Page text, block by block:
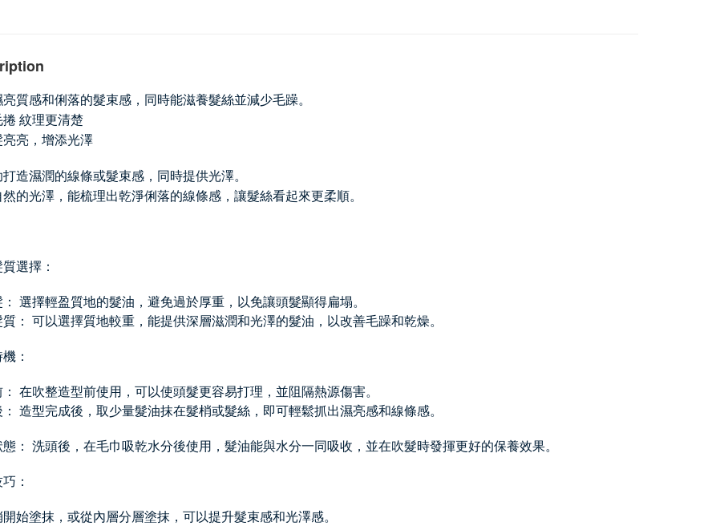
質感和俐落的髮束感，同時能滋養髮絲並減少毛躁。
紋理更清楚
亮亮，增添光澤
造濕潤的線條或髮束感，同時提供光澤。
的光澤，能梳理出乾淨俐落的線條感，讓髮絲看起來更柔順。
選擇：
選擇輕盈質地的髮油，避免過於厚重，以免讓頭髮顯得扁塌。
： 可以選擇質地較重，能提供深層滋潤和光澤的髮油，以改善毛躁和乾燥。
：
在吹整造型前使用，可以使頭髮更容易打理，並阻隔熱源傷害。
造型完成後，取少量髮油抹在髮梢或髮絲，即可輕鬆抓出濕亮感和線條感。
： 洗頭後，在毛巾吸乾水分後使用，髮油能與水分一同吸收，並在吹髮時發揮更好的保養效果。
：
始塗抹，或從內層分層塗抹，可以提升髮束感和光澤感。